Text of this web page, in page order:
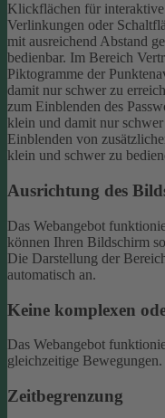
Klickflächen für
Verlinkungen oder
mit ausreichend Abstand
bedienbar. Im Bereich
Piktogramme der
damit nur schwer zu
zum Einblenden des
klein und damit nur
Einblenden von
klein und schwer zu
Ausrichtung des
Das Webangebot
können Ihren Bildschirm
Die Darstellung der
automatisch an.
Keine komplexen
Das Webangebot
gleichzeitige Bewegungen.
Zeitbegrenzung